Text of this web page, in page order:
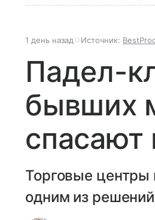
1 день назад Источник:
Падел-
бывших
спасают
Торговые центры
одним из